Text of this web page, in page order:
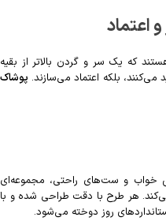
اعتماد
که یک سر و گردن بالاتر از بقیه
می‌کنند، بلکه اعتماد می‌سازند. پوشاک
خواب و ست‌های راحتی، مجموعه‌ای
هر طرح با دقت طراحی شده و با
روز دوخته می‌شود.